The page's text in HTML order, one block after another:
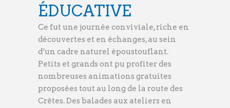
ÉDUCATIVE
Ce fut une journée conviviale, riche en
découvertes et en échanges, au sein
d’un cadre naturel époustouflant.
Petits et grands ont pu profiter des
nombreuses animations gratuites
proposées tout au long de la route des
Crêtes. Des balades aux ateliers en